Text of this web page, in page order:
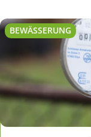
BEWÄSSERUNG